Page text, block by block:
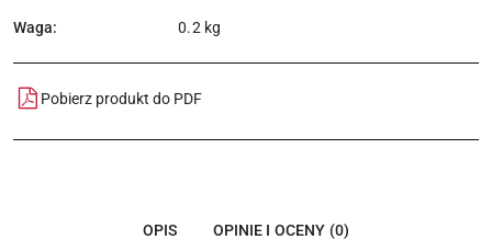
Waga: 0.2 kg
Pobierz produkt do PDF
OPIS OPINIE I OCENY (0)